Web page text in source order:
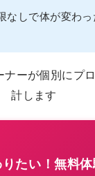
なしで体が変わっ
ナーが個別にプ
計します
たい！無料体